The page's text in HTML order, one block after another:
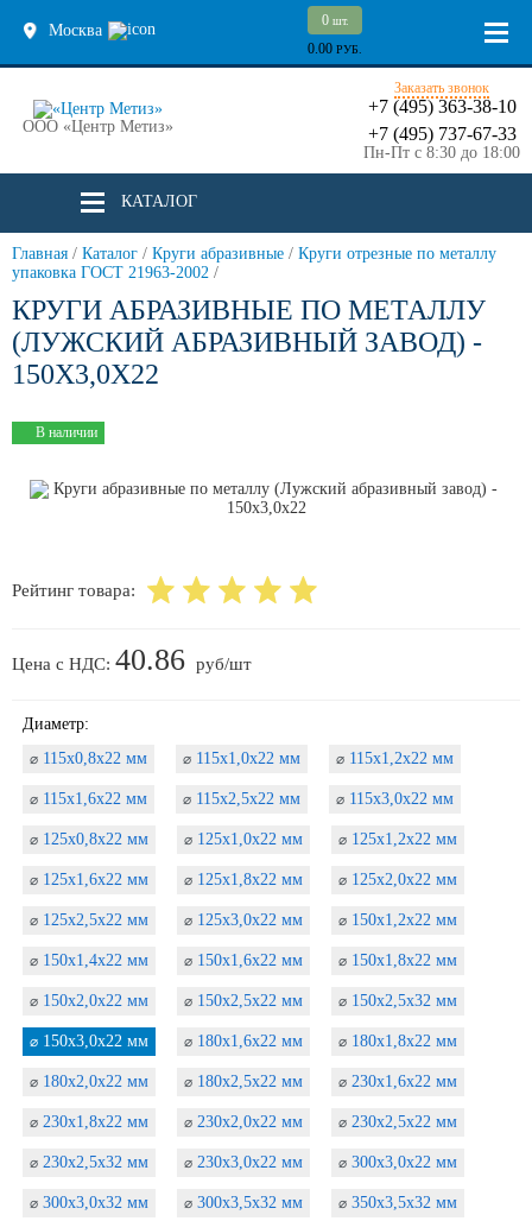
Москва
0 шт.
0.00 РУБ.
ООО «Центр Метиз»
Заказать звонок
+7 (495) 363-38-10
+7 (495) 737-67-33
Пн-Пт с 8:30 до 18:00
КАТАЛОГ
Главная / Каталог / Круги абразивные / Круги отрезные по металлу
упаковка ГОСТ 21963-2002 /
КРУГИ АБРАЗИВНЫЕ ПО МЕТАЛЛУ
(ЛУЖСКИЙ АБРАЗИВНЫЙ ЗАВОД) -
150Х3,0Х22
В наличии
Рейтинг товара:
Цена с НДС: 40.86 руб/шт
Диаметр:
⌀ 115х0,8х22 мм ⌀ 115х1,0х22 мм ⌀ 115х1,2х22 мм
⌀ 115х1,6х22 мм ⌀ 115х2,5х22 мм ⌀ 115х3,0х22 мм
⌀ 125х0,8х22 мм ⌀ 125х1,0х22 мм ⌀ 125х1,2х22 мм
⌀ 125х1,6х22 мм ⌀ 125х1,8х22 мм ⌀ 125х2,0х22 мм
⌀ 125х2,5х22 мм ⌀ 125х3,0х22 мм ⌀ 150х1,2х22 мм
⌀ 150х1,4х22 мм ⌀ 150х1,6х22 мм ⌀ 150х1,8х22 мм
⌀ 150х2,0х22 мм ⌀ 150х2,5х22 мм ⌀ 150х2,5х32 мм
⌀ 150х3,0х22 мм ⌀ 180х1,6х22 мм ⌀ 180х1,8х22 мм
⌀ 180х2,0х22 мм ⌀ 180х2,5х22 мм ⌀ 230х1,6х22 мм
⌀ 230х1,8х22 мм ⌀ 230х2,0х22 мм ⌀ 230х2,5х22 мм
⌀ 230х2,5х32 мм ⌀ 230х3,0х22 мм ⌀ 300х3,0х22 мм
⌀ 300х3,0х32 мм ⌀ 300х3,5х32 мм ⌀ 350х3,5х32 мм